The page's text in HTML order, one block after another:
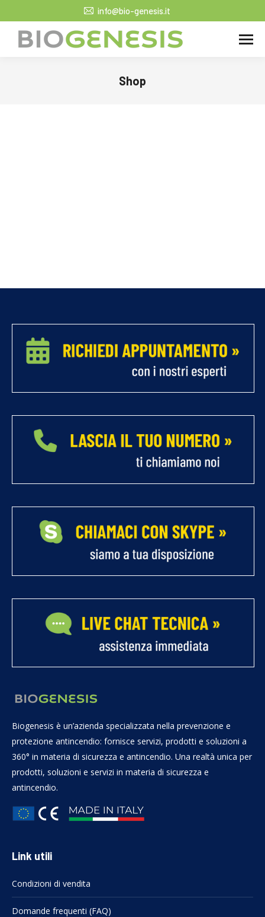
info@bio-genesis.it
Shop
Biogenesis è un’azienda specializzata nella prevenzione e
protezione antincendio: fornisce servizi, prodotti e soluzioni a
360° in materia di sicurezza e antincendio. Una realtà unica per
prodotti, soluzioni e servizi in materia di sicurezza e
antincendio.
Link utili
Condizioni di vendita
Domande frequenti (FAQ)